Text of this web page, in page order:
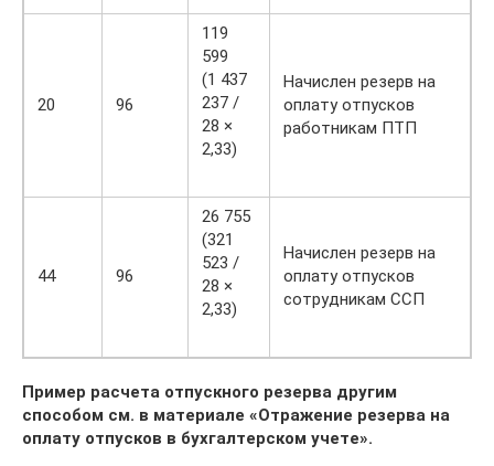
20 96
119
599
(1 437
237 /
28 ×
2,33)
Начислен резерв на
оплату отпусков
работникам ПТП
44 96
26 755
(321
523 /
28 ×
2,33)
Начислен резерв на
оплату отпусков
сотрудникам ССП
Пример расчета отпускного резерва другим
способом см. в материале «Отражение резерва на
оплату отпусков в бухгалтерском учете».